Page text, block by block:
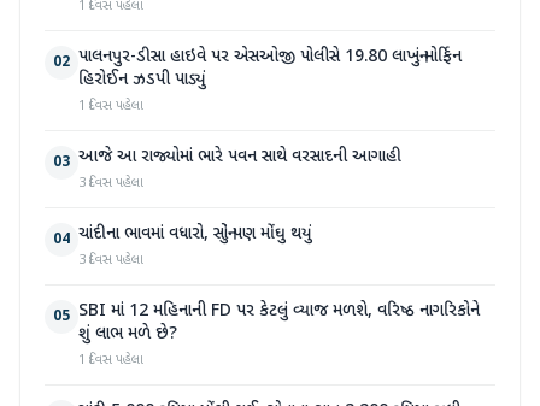
1 દિવસ પહેલા
02 પાલનપુર-ડીસા હાઇવે પર એસઓજી પોલીસે 19.80 લાખનું મોર્ફિન
હિરોઈન ઝડપી પાડ્યું
1 દિવસ પહેલા
03 આજે આ રાજ્યોમાં ભારે પવન સાથે વરસાદની આગાહી
3 દિવસ પહેલા
04 ચાંદીના ભાવમાં વધારો, સોનું પણ મોંઘુ થયું
3 દિવસ પહેલા
05 SBI માં 12 મહિનાની FD પર કેટલું વ્યાજ મળશે, વરિષ્ઠ નાગરિકોને
શું લાભ મળે છે?
1 દિવસ પહેલા